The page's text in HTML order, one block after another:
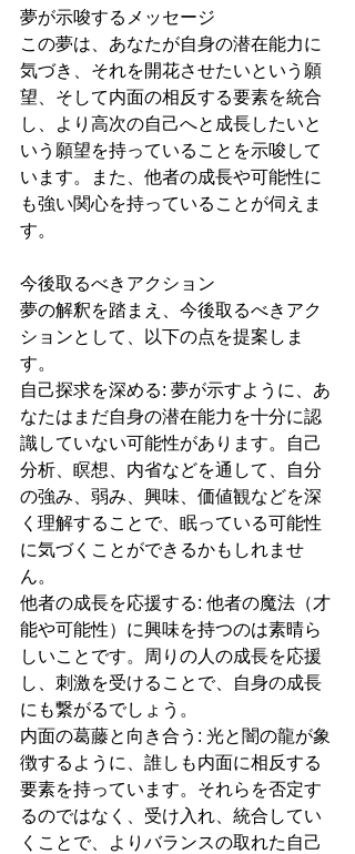
夢が示唆するメッセージ
この夢は、あなたが自身の潜在能力に
気づき、それを開花させたいという願
望、そして内面の相反する要素を統合
し、より高次の自己へと成長したいと
いう願望を持っていることを示唆して
います。また、他者の成長や可能性に
も強い関心を持っていることが伺えま
す。
今後取るべきアクション
夢の解釈を踏まえ、今後取るべきアク
ションとして、以下の点を提案しま
す。
自己探求を深める: 夢が示すように、あ
なたはまだ自身の潜在能力を十分に認
識していない可能性があります。自己
分析、瞑想、内省などを通して、自分
の強み、弱み、興味、価値観などを深
く理解することで、眠っている可能性
に気づくことができるかもしれませ
ん。
他者の成長を応援する: 他者の魔法（才
能や可能性）に興味を持つのは素晴ら
しいことです。周りの人の成長を応援
し、刺激を受けることで、自身の成長
にも繋がるでしょう。
内面の葛藤と向き合う: 光と闇の龍が象
徴するように、誰しも内面に相反する
要素を持っています。それらを否定す
るのではなく、受け入れ、統合してい
くことで、よりバランスの取れた自己